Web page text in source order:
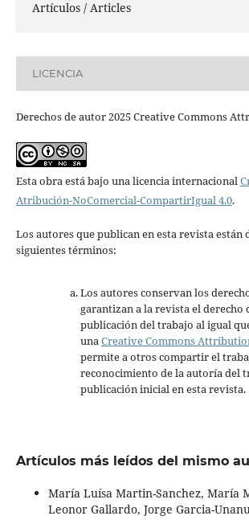
Artículos / Articles
LICENCIA
Derechos de autor 2025 Creative Commons
Esta obra está bajo una licencia internacional
Atribución-NoComercial-CompartirIgual 4.0.
Los autores que publican en esta revista están
siguientes términos:
Los autores conservan los
garantizan a la revista el derecho
publicación del trabajo al igual
unaCreative Commons
permite a otros compartir el
reconocimiento de la autoría del
publicación inicial en esta revista.
Artículos más leídos del mismo
María Luísa Martin-Sanchez, María
Leonor Gallardo, Jorge Garcia-